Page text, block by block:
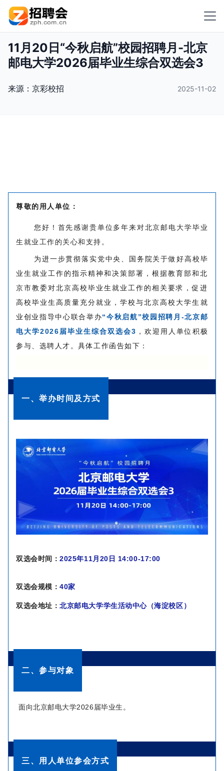
11月20日“今秋启航”校园招聘月-北京
邮电大学2026届毕业生综合双选会3
来源： 京彩校招 2025-11-02
尊敬的用人单位：
您好！首先感谢贵单位多年来对北京邮电大学毕业
生就业工作的关心和支持。
为进一步贯彻落实党中央、国务院关于做好高校毕
业生就业工作的指示精神和决策部署，根据教育部和北
京市教委对北京高校毕业生就业工作的相关要求，促进
高校毕业生高质量充分就业，学校与北京高校大学生就
业创业指导中心联合举办“今秋启航”校园招聘月-北京邮
电大学2026届毕业生综合双选会3 ，欢迎用人单位积极
参与、选聘人才。具体工作函告如下：
一、举办时间及方式
双选会时间：2025年11月20日 14:00-17:00
双选会规模：40家
双选会地址：北京邮电大学学生活动中心（海淀校区）
二、参与对象
面向北京邮电大学2026届毕业生。
三、用人单位参会方式